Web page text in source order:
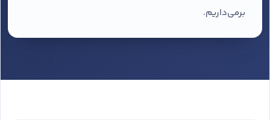
برمی‌داریم.